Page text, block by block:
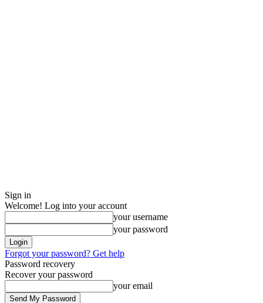
Sign in
Welcome! Log into your account
your username
your password
Forgot your password? Get help
Password recovery
Recover your password
your email